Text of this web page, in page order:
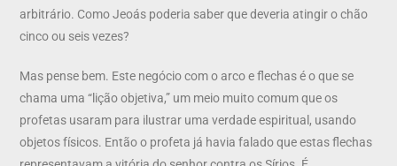
arbitrário. Como Jeoás poderia saber que deveria atingir o chão
cinco ou seis vezes?
Mas pense bem. Este negócio com o arco e flechas é o que se
chama uma “lição objetiva,” um meio muito comum que os
profetas usaram para ilustrar uma verdade espiritual, usando
objetos físicos. Então o profeta já havia falado que estas flechas